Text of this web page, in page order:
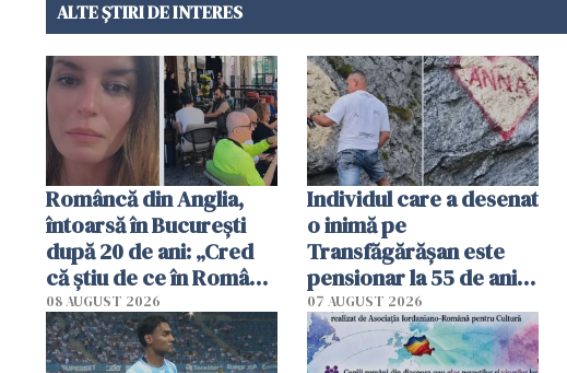
ALTE ȘTIRI DE INTERES
Româncă din Anglia,
întoarsă în București
după 20 de ani: „Cred
că știu de ce în România
se trăiește mai bine ca
în Anglia. E schimbat"
08 AUGUST 2026
Individul care a desenat
o inimă pe
Transfăgărășan este
pensionar la 55 de ani.
Poliția l-a identificat
07 AUGUST 2026